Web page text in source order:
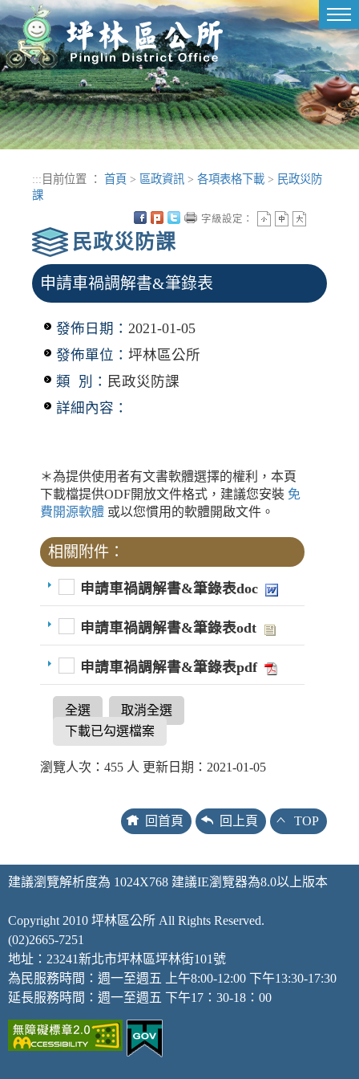
進入內容區塊
::: 目前位置 ： 首頁 > 區政資訊 > 各項表格下載 > 民政災防
課
民政災防課
字級設定：
申請車禍調解書&筆錄表
發佈日期： 2021-01-05
發佈單位： 坪林區公所
類 別： 民政災防課
詳細內容：
＊為提供使用者有文書軟體選擇的權利，本頁
下載檔提供ODF開放文件格式，建議您安裝 免
費開源軟體 或以您慣用的軟體開啟文件。
相關附件：
申請車禍調解書&筆錄表doc
申請車禍調解書&筆錄表odt
申請車禍調解書&筆錄表pdf
全選
取消全選
下載已勾選檔案
瀏覽人次：455 人 更新日期：2021-01-05
回首頁 回上頁 TOP
建議瀏覽解析度為 1024X768 建議IE瀏覽器為8.0以上版本
Copyright 2010 坪林區公所 All Rights Reserved.
(02)2665-7251
地址：23241新北市坪林區坪林街101號
為民服務時間：週一至週五 上午8:00-12:00 下午13:30-17:30
延長服務時間：週一至週五 下午17：30-18：00